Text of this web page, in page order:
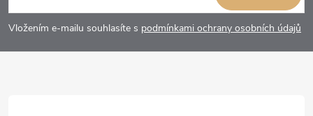
p
a
Vložením e-mailu souhlasíte s podmínkami ochrany osobních údajů